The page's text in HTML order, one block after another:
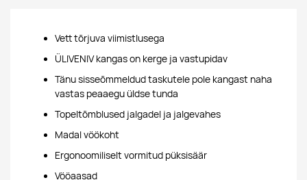
Vett tõrjuva viimistlusega
ÜLIVENIV kangas on kerge ja vastupidav
Tänu sisseõmmeldud taskutele pole kangast naha
vastas peaaegu üldse tunda
Topeltõmblused jalgadel ja jalgevahes
Madal vöökoht
Ergonoomiliselt vormitud püksisäär
Vööaasad